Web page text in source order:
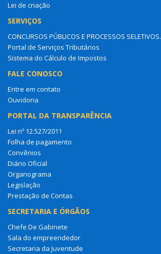
Lei de criação
SERVIÇOS
CONCURSOS PÚBLICOS E PROCESSOS SELETIVOS.
Portal de Serviços Tributários
Sistema do Cálculo de Impostos
FALE CONOSCO
Entre em contato
Ouvidoria
PORTAL DA TRANSPARÊNCIA
Lei nº 12.527/2011
Folha de pagamento
Convênios
Diário Oficial
Organograma
Legislação
Prestação de Contas
SECRETARIA E ÓRGÃOS
Chefe De Gabinete
Sala do empreendedor
Secretaria da Juventude